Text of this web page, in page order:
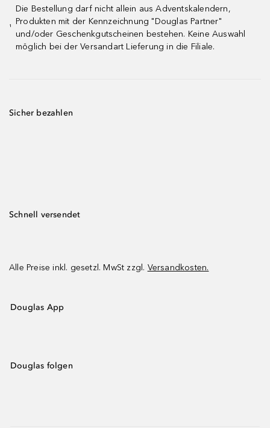
¹
Die Bestellung darf nicht allein aus Adventskalendern,
Produkten mit der Kennzeichnung "Douglas Partner"
und/oder Geschenkgutscheinen bestehen. Keine Auswahl
möglich bei der Versandart Lieferung in die Filiale.
Sicher bezahlen
Schnell versendet
Alle Preise inkl. gesetzl. MwSt zzgl. Versandkosten.
Douglas App
Douglas folgen